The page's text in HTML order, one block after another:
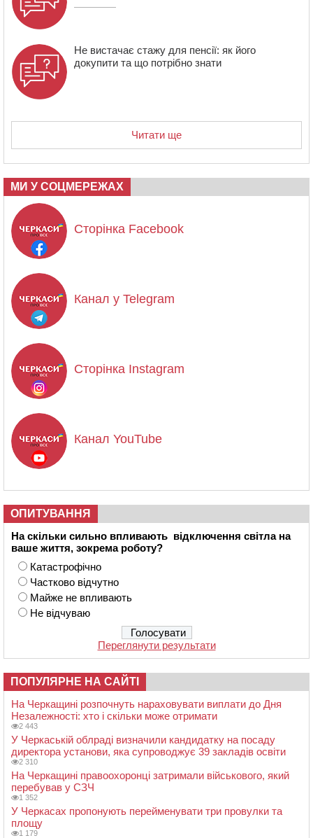
Не вистачає стажу для пенсії: як його
докупити та що потрібно знати
Читати ще
МИ У СОЦМЕРЕЖАХ
Сторінка Facebook
Канал у Telegram
Сторінка Instagram
Канал YouTube
ОПИТУВАННЯ
На скільки сильно впливають відключення світла на
ваше життя, зокрема роботу?
Катастрофічно
Частково відчутно
Майже не впливають
Не відчуваю
Переглянути результати
ПОПУЛЯРНЕ НА САЙТІ
На Черкащині розпочнуть нараховувати виплати до Дня
Незалежності: хто і скільки може отримати
2 443
У Черкаській облраді визначили кандидатку на посаду
директора установи, яка супроводжує 39 закладів освіти
2 310
На Черкащині правоохоронці затримали військового, який
перебував у СЗЧ
1 352
У Черкасах пропонують перейменувати три провулки та
площу
1 179